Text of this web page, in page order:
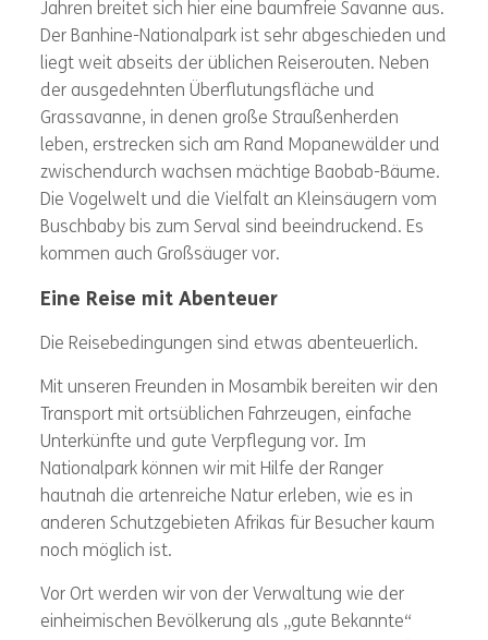
Jahren breitet sich hier eine baumfreie Savanne aus.
Der Banhine-Nationalpark ist sehr abgeschieden und
liegt weit abseits der üblichen Reiserouten. Neben
der ausgedehnten Überflutungsfläche und
Grassavanne, in denen große Straußenherden
leben, erstrecken sich am Rand Mopanewälder und
zwischendurch wachsen mächtige Baobab-Bäume.
Die Vogelwelt und die Vielfalt an Kleinsäugern vom
Buschbaby bis zum Serval sind beeindruckend. Es
kommen auch Großsäuger vor.
Eine Reise mit Abenteuer
Die Reisebedingungen sind etwas abenteuerlich.
Mit unseren Freunden in Mosambik bereiten wir den
Transport mit ortsüblichen Fahrzeugen, einfache
Unterkünfte und gute Verpflegung vor. Im
Nationalpark können wir mit Hilfe der Ranger
hautnah die artenreiche Natur erleben, wie es in
anderen Schutzgebieten Afrikas für Besucher kaum
noch möglich ist.
Vor Ort werden wir von der Verwaltung wie der
einheimischen Bevölkerung als „gute Bekannte“